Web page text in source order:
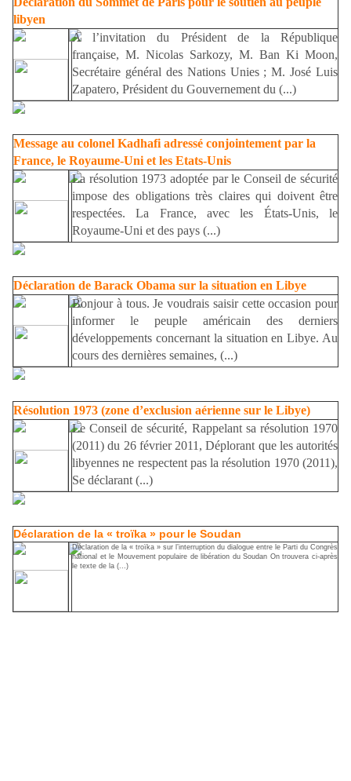
libyen
A l’invitation du Président de la République
française, M. Nicolas Sarkozy, M. Ban Ki Moon,
Secrétaire général des Nations Unies ; M. José Luis
Zapatero, Président du Gouvernement du (...)
Message au colonel Kadhafi adressé conjointement par la
France, le Royaume-Uni et les Etats-Unis
La résolution 1973 adoptée par le Conseil de sécurité
impose des obligations très claires qui doivent être
respectées. La France, avec les États-Unis, le
Royaume-Uni et des pays (...)
Déclaration de Barack Obama sur la situation en Libye
Bonjour à tous. Je voudrais saisir cette occasion pour
informer le peuple américain des derniers
développements concernant la situation en Libye. Au
cours des dernières semaines, (...)
Résolution 1973 (zone d’exclusion aérienne sur le Libye)
Le Conseil de sécurité, Rappelant sa résolution 1970
(2011) du 26 février 2011, Déplorant que les autorités
libyennes ne respectent pas la résolution 1970 (2011),
Se déclarant (...)
Déclaration de la « troïka » pour le Soudan
Déclaration de la « troïka » sur l’interruption du dialogue entre le Parti du Congrès
national et le Mouvement populaire de libération du Soudan On trouvera ci-après
le texte de la (...)